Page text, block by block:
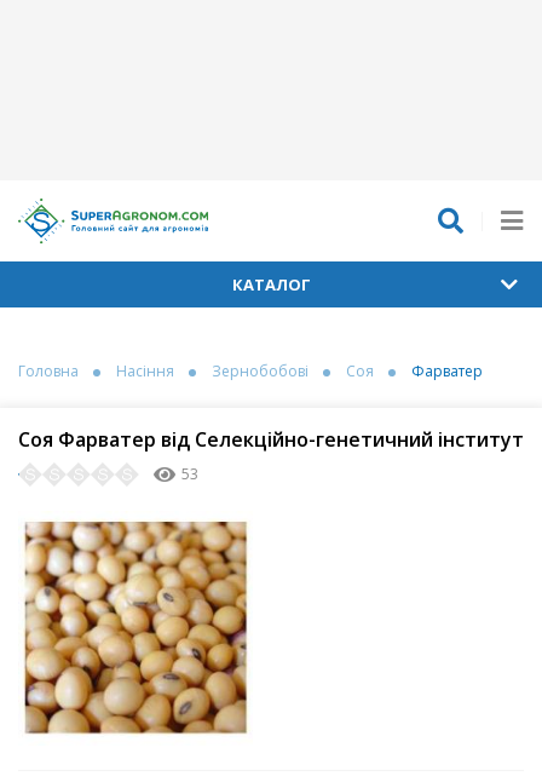
КАТАЛОГ
Головна Насіння Зернобобові Соя Фарватер
Соя Фарватер від Селекційно-генетичний інститут
53